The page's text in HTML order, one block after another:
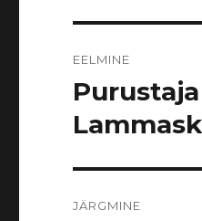
EELMINE
Eelmine
postitus:
JÄRGMINE